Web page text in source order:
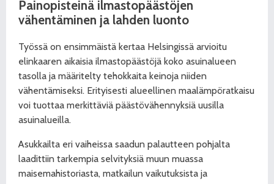
Painopisteinä ilmastopäästöjen
vähentäminen ja lahden luonto
Työssä on ensimmäistä kertaa Helsingissä arvioitu
elinkaaren aikaisia ilmastopäästöjä koko asuinalueen
tasolla ja määritelty tehokkaita keinoja niiden
vähentämiseksi. Erityisesti alueellinen maalämpöratkaisu
voi tuottaa merkittäviä päästövähennyksiä uusilla
asuinalueilla.
Asukkailta eri vaiheissa saadun palautteen pohjalta
laadittiin tarkempia selvityksiä muun muassa
maisemahistoriasta, matkailun vaikutuksista ja